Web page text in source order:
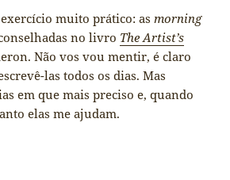
muito prático: asmorning
no livro The Artist’s
Não vos vou mentir, é claro
las todos os dias. Mas
em que mais preciso e, quando
elas me ajudam.